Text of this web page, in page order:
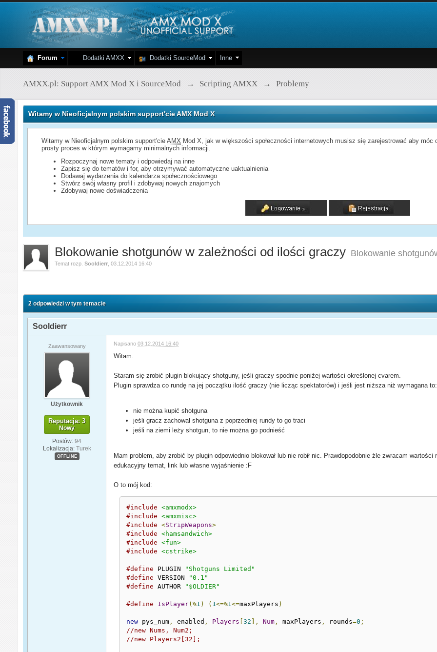
Forum Dodatki AMXX Dodatki SourceMod Inne
AMXX.pl: Support AMX Mod X i SourceMod → Scripting AMXX → Problemy
Witamy w Nieoficjalnym polskim support'cie AMX Mod X
Witamy w Nieoficjalnym polskim support'cieAMX Mod X, jak w większości społeczności internetowych musisz się zarejestrować aby
prosty proces w którym wymagamy minimalnych informacji.
Rozpoczynaj nowe tematy i odpowiedaj na inne
Zapisz się do tematów i for, aby otrzymywać automatyczne uaktualnienia
Dodawaj wydarzenia do kalendarza społecznościowego
Stwórz swój własny profil i zdobywaj nowych znajomych
Zdobywaj nowe doświadczenia
Blokowanie shotgunów w zależności od ilości graczy Blokowanie
Temat rozp.Sooldierr ,03.12.2014 16:40
2 odpowiedzi w tym temacie
Sooldierr
Zaawansowany
Użytkownik
Reputacja: 3
Nowy
Postów: 94
Lokalizacja: Turek
OFFLINE
Napisano03.12.2014 16:40
Witam.
Staram się zrobić plugin blokujący shotguny, jeśli graczy spodnie poniżej wartości określonej cvarem.
Plugin sprawdza co rundę na jej początku ilość graczy (nie licząc spektatorów) i jeśli jest niższa niż wymagana to:
nie można kupić shotguna
jeśli gracz zachował shotguna z poprzedniej rundy to go traci
jeśli na ziemi leży shotgun, to nie można go podnieść
Mam problem, aby zrobić by plugin odpowiednio blokował lub nie robił nic. Prawdopodobnie żle zwracam
edukacyjny temat, link lub własne wyjaśnienie :F
O to mój kod:
#include
<amxmodx>
#include
<amxmisc>
#include
<StripWeapons>
#include
<hamsandwich>
#include
<fun>
#include
<cstrike>
#define PLUGIN
"Shotguns Limited"
#define VERSION
"0.1"
#define AUTHOR "$OLDIER"
#define IsPlayer(%1 ) ( 1<=%1<=maxPlayers )
new pys_num , enabled , Players [32 ], Num , maxPlayers , rounds=0 ;
//new Nums, Num2;
//new Players2[32];